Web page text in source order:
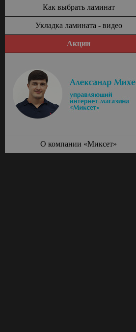
Как выбрать ламинат
Укладка ламината - видео
Акции
О компании «Миксет»